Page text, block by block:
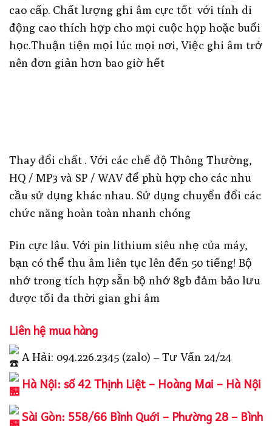
cao cấp. Chất lượng ghi âm cực tốt với tính di
động cao thích hợp cho mọi cuộc họp hoặc buổi
học.Thuận tiện mọi lúc mọi nơi, Việc ghi âm trở
nên đơn giản hơn bao giờ hết
Thay đổi chất . Với các chế độ Thông Thường,
HQ / MP3 và SP / WAV để phù hợp cho các nhu
cầu sử dụng khác nhau. Sử dụng chuyển đổi các
chức năng hoàn toàn nhanh chóng
Pin cực lâu. Với pin lithium siêu nhẹ của máy,
bạn có thể thu âm liên tục lên đến 50 tiếng! Bộ
nhớ trong tích hợp sẵn bộ nhớ 8gb đảm bảo lưu
được tối đa thời gian ghi âm
Liên hệ mua hàng
A Hải: 094.226.2345 (zalo) – Tư Vấn 24/24
Hà Nội: số 42 Thịnh Liệt – Hoàng Mai – Hà Nội
Sài Gòn: 558/66 Bình Quới – Phường 28 – Bình